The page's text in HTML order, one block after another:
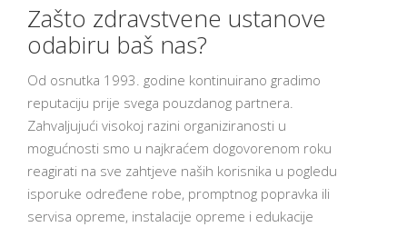
Zašto zdravstvene ustanove
odabiru baš nas?
Od osnutka 1993. godine kontinuirano gradimo
reputaciju prije svega pouzdanog partnera.
Zahvaljujući visokoj razini organiziranosti u
mogućnosti smo u najkraćem dogovorenom roku
reagirati na sve zahtjeve naših korisnika u pogledu
isporuke određene robe, promptnog popravka ili
servisa opreme, instalacije opreme i edukacije